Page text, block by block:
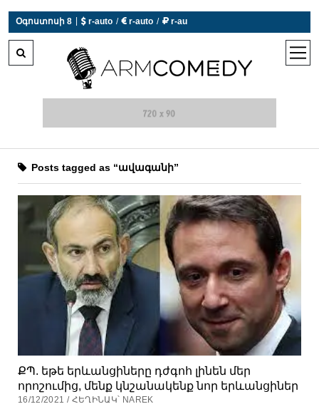
Օգոստոսի 8 0°C  Եղանակն այսօր չի աշխատում
open
Posts tagged as “ավագանի”
ՔՊ. եթե երևանցիները դժգոհ լինեն մեր
որոշումից, մենք կնշանակենք նոր երևանցիներ
16/12/2021 / ՀԵՂԻՆԱԿ՝ NAREK